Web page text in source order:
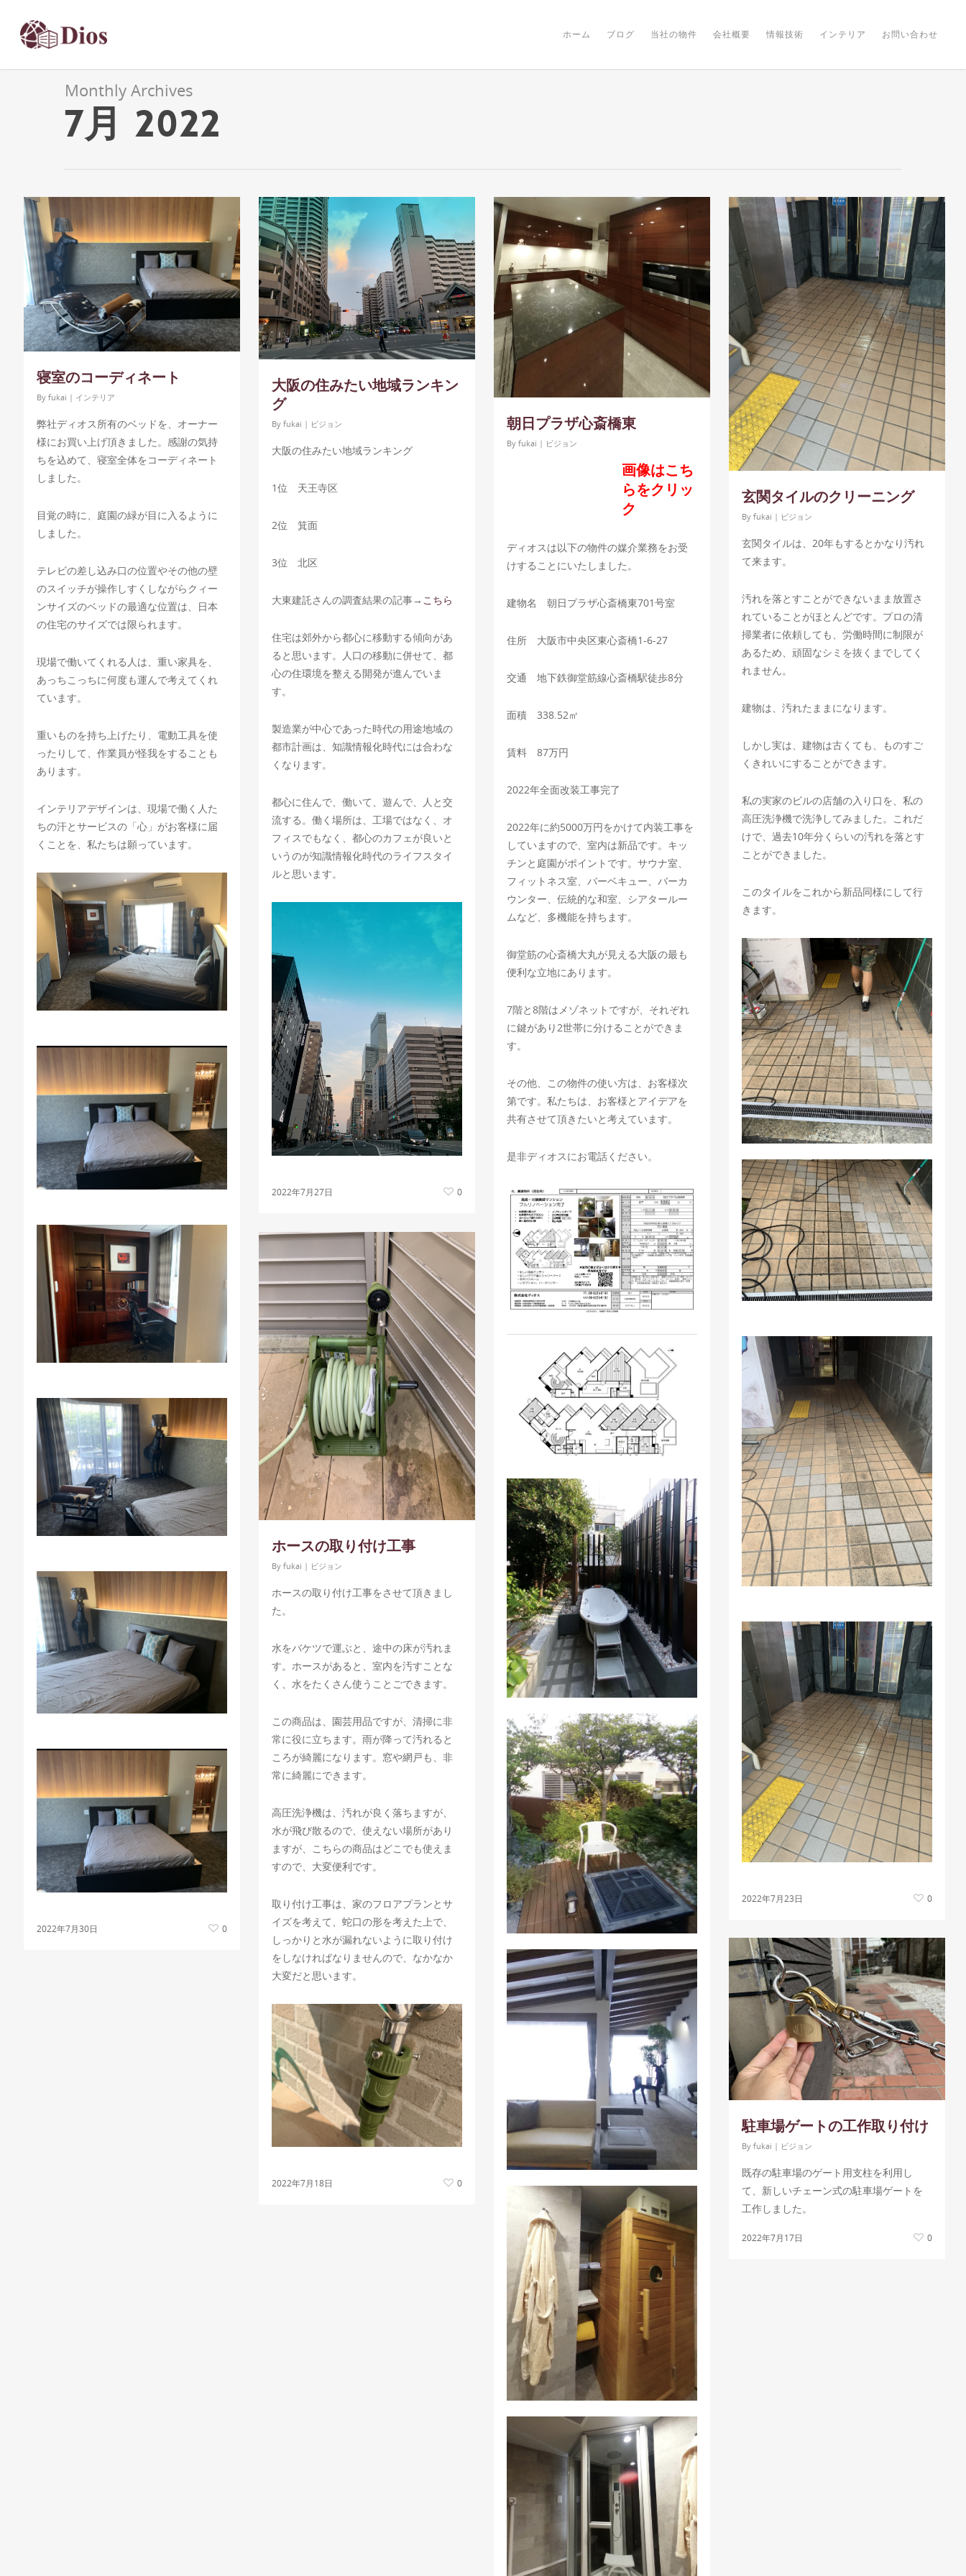
ホーム ブログ 当社の物件 会社概要 情報技術 インテリア お問い合わせ
Monthly Archives
7月 2022
寝室のコーディネート
By fukai | インテリア
弊社ディオス所有のベッドを、オーナー
様にお買い上げ頂きました。感謝の気持
ちを込めて、寝室全体をコーディネート
しました。
目覚の時に、庭園の緑が目に入るように
しました。
テレビの差し込み口の位置やその他の壁
のスイッチが操作しすくしながらクィー
ンサイズのベッドの最適な位置は、日本
の住宅のサイズでは限られます。
現場で働いてくれる人は、重い家具を、
あっちこっちに何度も運んで考えてくれ
ています。
重いものを持ち上げたり、電動工具を使
ったりして、作業員が怪我をすることも
あります。
インテリアデザインは、現場で働く人た
ちの汗とサービスの「心」がお客様に届
くことを、私たちは願っています。
2022年7月30日 0
大阪の住みたい地域ランキン
グ
By fukai | ビジョン
大阪の住みたい地域ランキング
1位 天王寺区
2位 箕面
3位 北区
大東建託さんの調査結果の記事→ こちら
住宅は郊外から都心に移動する傾向があ
ると思います。人口の移動に併せて、都
心の住環境を整える開発が進んでいま
す。
製造業が中心であった時代の用途地域の
都市計画は、知識情報化時代には合わな
くなります。
都心に住んで、働いて、遊んで、人と交
流する。働く場所は、工場ではなく、オ
フィスでもなく、都心のカフェが良いと
いうのが知識情報化時代のライフスタイ
ルと思います。
2022年7月27日 0
朝日プラザ心斎橋東
By fukai | ビジョン
画像はこち
らをクリッ
ク
ディオスは以下の物件の媒介業務をお受
けすることにいたしました。
建物名 朝日プラザ心斎橋東701号室
住所 大阪市中央区東心斎橋1-6-27
交通 地下鉄御堂筋線心斎橋駅徒歩8分
面積 338.52㎡
賃料 87万円
2022年全面改装工事完了
2022年に約5000万円をかけて内装工事を
していますので、室内は新品です。キッ
チンと庭園がポイントです。サウナ室、
フィットネス室、バーベキュー、バーカ
ウンター、伝統的な和室、シアタールー
ムなど、多機能を持ちます。
御堂筋の心斎橋大丸が見える大阪の最も
便利な立地にあります。
7階と8階はメゾネットですが、それぞれ
に鍵があり2世帯に分けることができま
す。
その他、この物件の使い方は、お客様次
第です。私たちは、お客様とアイデアを
共有させて頂きたいと考えています。
是非ディオスにお電話ください。
玄関タイルのクリーニング
By fukai | ビジョン
玄関タイルは、20年もするとかなり汚れ
て来ます。
汚れを落とすことができないまま放置さ
れていることがほとんどです。プロの清
掃業者に依頼しても、労働時間に制限が
あるため、頑固なシミを抜くまでしてく
れません。
建物は、汚れたままになります。
しかし実は、建物は古くても、ものすご
くきれいにすることができます。
私の実家のビルの店舗の入り口を、私の
高圧洗浄機で洗浄してみました。これだ
けで、過去10年分くらいの汚れを落とす
ことができました。
このタイルをこれから新品同様にして行
きます。
2022年7月23日 0
ホースの取り付け工事
By fukai | ビジョン
ホースの取り付け工事をさせて頂きまし
た。
水をバケツで運ぶと、途中の床が汚れま
す。ホースがあると、室内を汚すことな
く、水をたくさん使うことごできます。
この商品は、園芸用品ですが、清掃に非
常に役に立ちます。雨が降って汚れると
ころが綺麗になります。窓や網戸も、非
常に綺麗にできます。
高圧洗浄機は、汚れが良く落ちますが、
水が飛び散るので、使えない場所があり
ますが、こちらの商品はどこでも使えま
すので、大変便利です。
取り付け工事は、家のフロアプランとサ
イズを考えて、蛇口の形を考えた上で、
しっかりと水が漏れないように取り付け
をしなければなりませんので、なかなか
大変だと思います。
2022年7月18日 0
駐車場ゲートの工作取り付け
By fukai | ビジョン
既存の駐車場のゲート用支柱を利用し
て、新しいチェーン式の駐車場ゲートを
工作しました。
2022年7月17日 0